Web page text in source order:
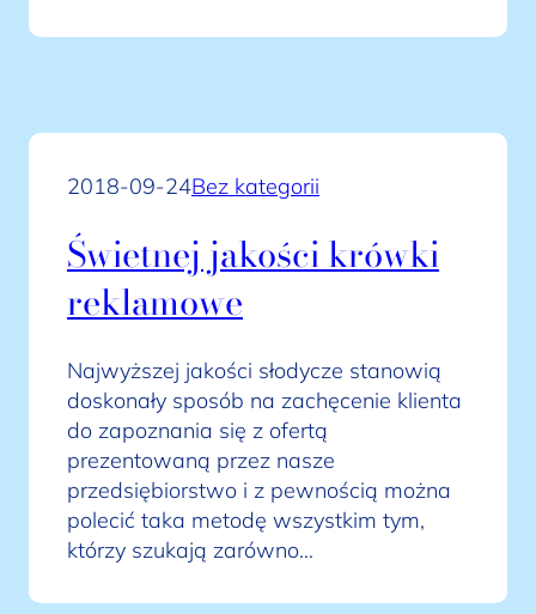
2018-09-24Bez kategorii
Świetnej jakości krówki
reklamowe
Najwyższej jakości słodycze stanowią
doskonały sposób na zachęcenie klienta
do zapoznania się z ofertą
prezentowaną przez nasze
przedsiębiorstwo i z pewnością można
polecić taka metodę wszystkim tym,
którzy szukają zarówno…